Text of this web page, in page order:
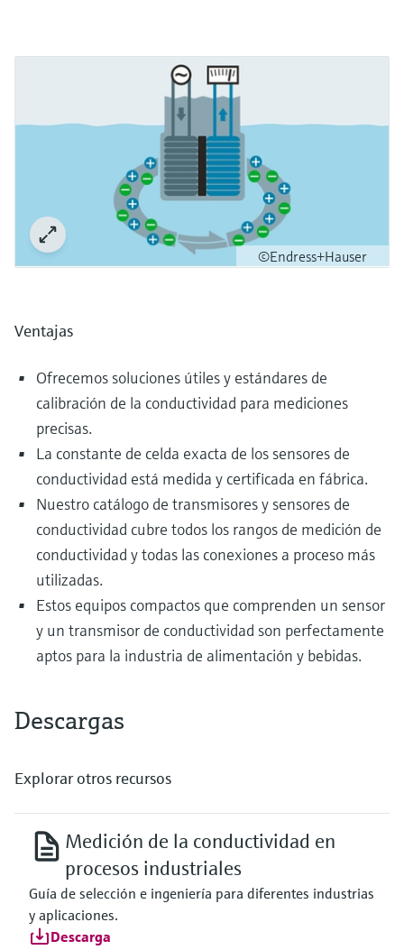
©Endress+Hauser
Ventajas
Ofrecemos soluciones útiles y estándares de
calibración de la conductividad para mediciones
precisas.
La constante de celda exacta de los sensores de
conductividad está medida y certificada en fábrica.
Nuestro catálogo de transmisores y sensores de
conductividad cubre todos los rangos de medición de
conductividad y todas las conexiones a proceso más
utilizadas.
Estos equipos compactos que comprenden un sensor
y un transmisor de conductividad son perfectamente
aptos para la industria de alimentación y bebidas.
Descargas
Explorar otros recursos
Medición de la conductividad en
procesos industriales
Guía de selección e ingeniería para diferentes industrias
y aplicaciones.
Descarga